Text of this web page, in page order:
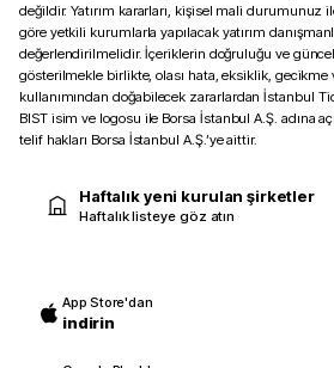
değildir. Yatırım kararları, kişisel mali
göre yetkili kurumlarla yapılacak yatırım
değerlendirilmelidir. İçeriklerin doğruluğu ve
gösterilmekle birlikte, olası hata, eksiklik,
kullanımından doğabilecek zararlardan İstanbul
BIST isim ve logosu ile Borsa İstanbul A.Ş. adına
telif hakları Borsa İstanbul A.Ş.’ye aittir.
Haftalık yeni kurulan şirketler
Haftalık listeye göz atın
App Store'dan
indirin